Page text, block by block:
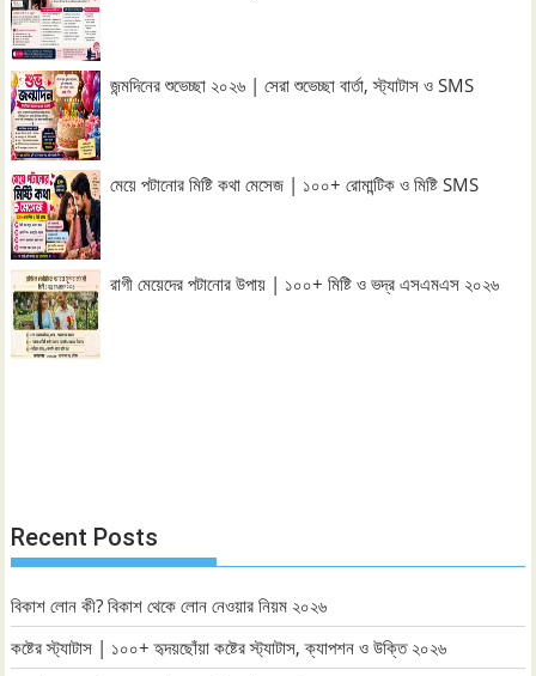
জন্মদিনের শুভেচ্ছা ২০২৬ | সেরা শুভেচ্ছা বার্তা, স্ট্যাটাস ও SMS
মেয়ে পটানোর মিষ্টি কথা মেসেজ | ১০০+ রোমান্টিক ও মিষ্টি SMS
রাগী মেয়েদের পটানোর উপায় | ১০০+ মিষ্টি ও ভদ্র এসএমএস ২০২৬
Recent Posts
বিকাশ লোন কী? বিকাশ থেকে লোন নেওয়ার নিয়ম ২০২৬
কষ্টের স্ট্যাটাস | ১০০+ হৃদয়ছোঁয়া কষ্টের স্ট্যাটাস, ক্যাপশন ও উক্তি ২০২৬